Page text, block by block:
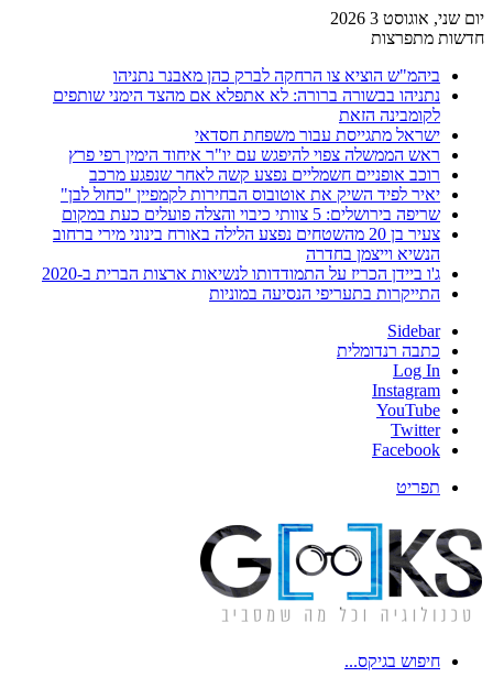
יום שני, אוגוסט 3 2026
חדשות מתפרצות
ביהמ"ש הוציא צו הרחקה לברק כהן מאבנר נתניהו
נתניהו בבשורה ברורה: לא אתפלא אם מהצד הימני שותפים
לקומבינה הזאת
ישראל מתגייסת עבור משפחת חסדאי
ראש הממשלה צפוי להיפגש עם יו"ר איחוד הימין רפי פרץ
רוכב אופניים חשמליים נפצע קשה לאחר שנפגע מרכב
יאיר לפיד השיק את אוטובוס הבחירות לקמפיין "כחול לבן"
שריפה בירושלים: 5 צוותי כיבוי והצלה פועלים כעת במקום
צעיר בן 20 מהשטחים נפצע הלילה באורח בינוני מירי ברחוב
הנשיא וייצמן בחדרה
ג'ו ביידן הכריז על התמודדותו לנשיאות ארצות הברית ב-2020
התייקרות בתעריפי הנסיעה במוניות
Sidebar
כתבה רנדומלית
Log In
Instagram
YouTube
Twitter
Facebook
תפריט
חיפוש בגיקס...